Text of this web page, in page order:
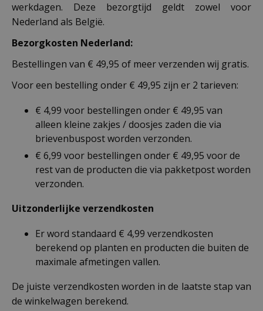
werkdagen. Deze bezorgtijd geldt zowel voor
Nederland als België.
Bezorgkosten Nederland:
Bestellingen van € 49,95 of meer verzenden wij gratis.
Voor een bestelling onder € 49,95 zijn er 2 tarieven:
€ 4,99 voor bestellingen onder € 49,95 van
alleen kleine zakjes / doosjes zaden die via
brievenbuspost worden verzonden.
€ 6,99 voor bestellingen onder € 49,95 voor de
rest van de producten die via pakketpost worden
verzonden.
Uitzonderlijke verzendkosten
Er word standaard € 4,99 verzendkosten
berekend op planten en producten die buiten de
maximale afmetingen vallen.
De juiste verzendkosten worden in de laatste stap van
de winkelwagen berekend.